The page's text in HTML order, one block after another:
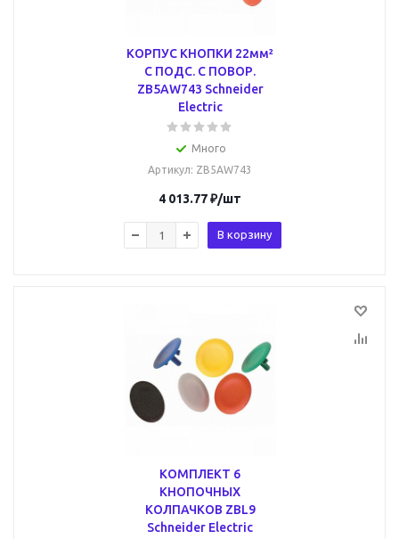
КОРПУС КНОПКИ 22мм²
С ПОДС. С ПОВОР.
ZB5AW743 Schneider
Electric
Много
Артикул: ZB5AW743
4 013.77₽/шт
В корзину
КОМПЛЕКТ 6
КНОПОЧНЫХ
КОЛПАЧКОВ ZBL9
Schneider Electric